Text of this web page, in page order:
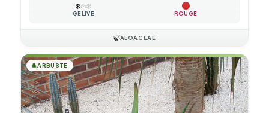
❄️❄️❄️
GÉLIVE ROUGE
🍃ALOACEAE
🌲ARBUSTE